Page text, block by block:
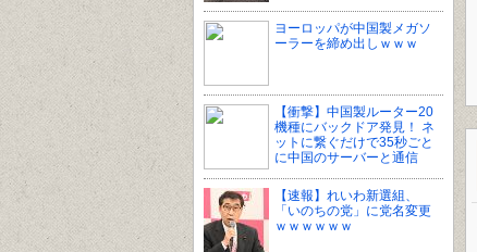
ヨーロッパが中国製メガソ
ーラーを締め出しｗｗｗ
【衝撃】中国製ルーター20
機種にバックドア発見！ ネ
ットに繋ぐだけで35秒ごと
に中国のサーバーと通信
【速報】れいわ新選組、
「いのちの党」に党名変更
ｗｗｗｗｗｗ